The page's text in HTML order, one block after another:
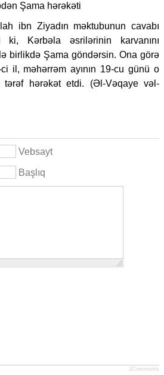
Şama hərəkəti
ibn Ziyadın məktubunun cavabı
Kərbəla əsrilərinin karvanını
birlikdə Şama göndərsin. Ona görə
il, məhərrəm ayının 19-cu günü o
tərəf hərəkət etdi. (Əl-Vəqaye vəl-
Vebsayt
Başlıq
JComments